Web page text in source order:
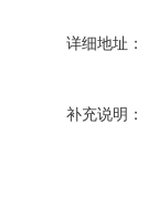
详细地址：
补充说明：